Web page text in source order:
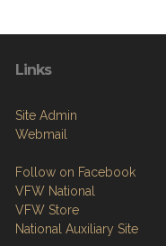
Links
Site Admin
Webmail
Follow on Facebook
VFW National
VFW Store
National Auxiliary Site